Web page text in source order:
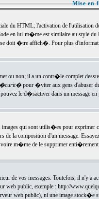
Mise en
du HTML; l'activation de l'utilisation
en lui-m�me est similaire au style
doit �tre affich�. Pour plus
ou non; il a un contr�le complet
pour �viter aux gens d'abuser
le d�sactiver dans un message en
qui sont utilis�es pour exprimer
la composition d'un message.
m�me de le supprimer
de vos messages. Toutefois, il n'y a
web public, exemple : http://
web public), ni une image stock�e